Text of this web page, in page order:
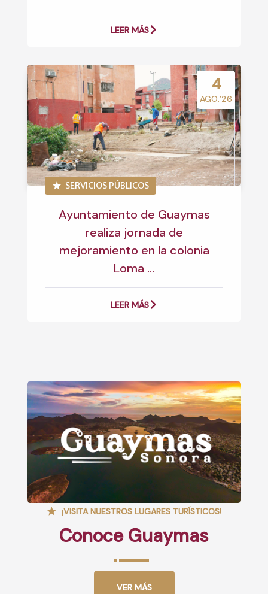
LEER MÁS
4
AGO.’26
SERVICIOS PÚBLICOS
Ayuntamiento de Guaymas
realiza jornada de
mejoramiento en la colonia
Loma ...
LEER MÁS
¡VISITA NUESTROS LUGARES TURÍSTICOS!
Conoce Guaymas
VER MÁS